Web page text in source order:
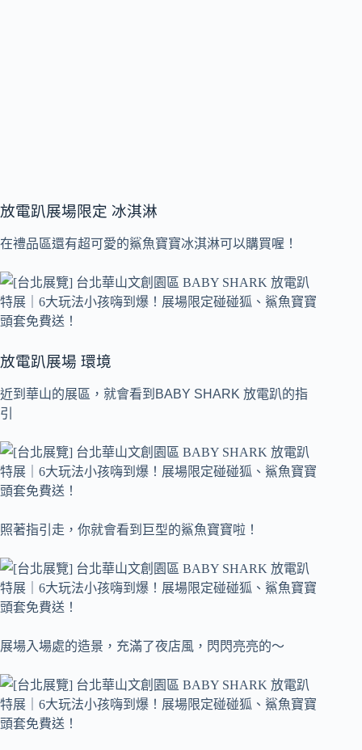
放電趴展場限定 冰淇淋
在禮品區還有超可愛的鯊魚寶寶冰淇淋可以購買喔！
放電趴展場 環境
近到華山的展區，就會看到BABY SHARK 放電趴的指
引
照著指引走，你就會看到巨型的鯊魚寶寶啦！
展場入場處的造景，充滿了夜店風，閃閃亮亮的～